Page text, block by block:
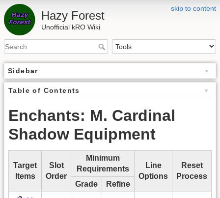
skip to content
Hazy Forest
Unofficial kRO Wiki
Sidebar
Table of Contents
Enchants: M. Cardinal
Shadow Equipment
Target
Items
Slot
Order
Minimum
Requirements
Line
Options
Reset
Process
Grade
Refine